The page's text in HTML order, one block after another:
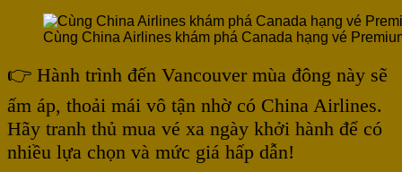
Cùng China Airlines khám phá Canada hạng vé
👉 Hành trình đến Vancouver mùa đông này sẽ
ấm áp, thoải mái vô tận nhờ có China Airlines.
Hãy tranh thủ mua vé xa ngày khởi hành để có
nhiều lựa chọn và mức giá hấp dẫn!